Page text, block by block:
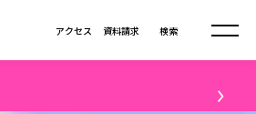
資料請求
アクセス 検索